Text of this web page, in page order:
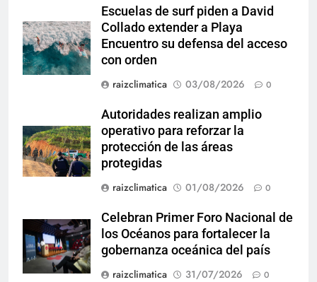
Escuelas de surf piden a David
Collado extender a Playa
Encuentro su defensa del acceso
con orden
raizclimatica
03/08/2026 0
Autoridades realizan amplio
operativo para reforzar la
protección de las áreas
protegidas
raizclimatica
01/08/2026 0
Celebran Primer Foro Nacional de
los Océanos para fortalecer la
gobernanza oceánica del país
raizclimatica
31/07/2026 0